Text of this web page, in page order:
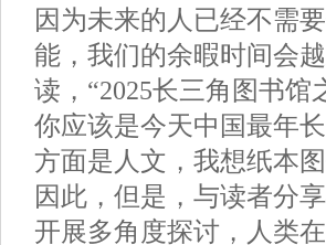
因为未来的人已经不需
能，我们的余暇时间会
读，“2025长三角图书
你应该是今天中国最年
方面是人文，我想纸本
因此，但是，与读者分
开展多角度探讨，人类